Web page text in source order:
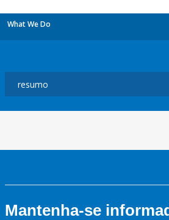
What We Do
Mantenha-se